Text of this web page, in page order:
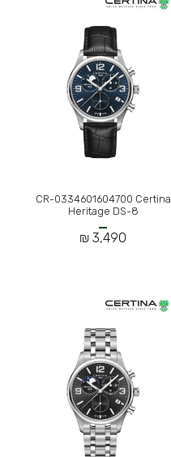
CR-0334601604700 Certina
Heritage DS-8
3,490 ₪